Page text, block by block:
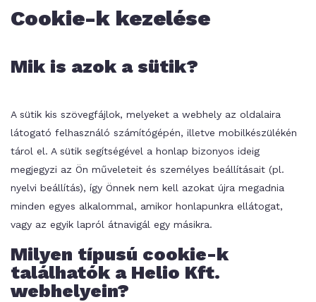
Cookie-k kezelése
Mik is azok a sütik?
A sütik kis szövegfájlok, melyeket a webhely az oldalaira
látogató felhasználó számítógépén, illetve mobilkészülékén
tárol el. A sütik segítségével a honlap bizonyos ideig
megjegyzi az Ön műveleteit és személyes beállításait (pl.
nyelvi beállítás), így Önnek nem kell azokat újra megadnia
minden egyes alkalommal, amikor honlapunkra ellátogat,
vagy az egyik lapról átnavigál egy másikra.
Milyen típusú cookie-k
találhatók a Helio Kft.
webhelyein?